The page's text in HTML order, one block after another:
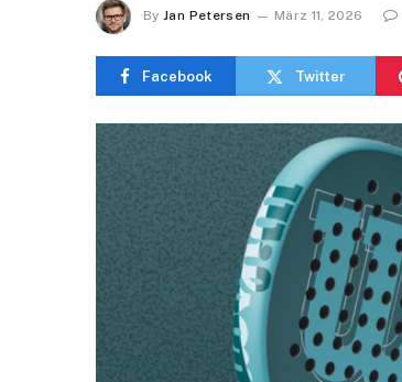
By Jan Petersen März 11, 2026
Facebook Twitter